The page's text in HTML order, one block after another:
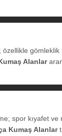
özellikle gömleklik
Alanlar
spor kıyafet ve
Kumaş Alanlar